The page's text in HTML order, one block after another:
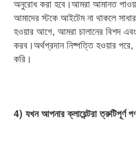
অনুরোধ করা হবে।আমরা আমানত
আমাদের স্টকে আইটেম না থাকলে
হওয়ার আগে, আমরা চালানের বিশদ
করব।অর্থপ্রদান নিষ্পত্তি হওয়ার
করি।
4) যখন আপনার ক্লায়েন্টরা ত্রুটিপূর্ণ